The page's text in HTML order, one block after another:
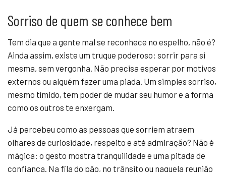
Sorriso de quem se conhece bem
Tem dia que a gente mal se reconhece no espelho, não é?
Ainda assim, existe um truque poderoso: sorrir para si
mesma, sem vergonha. Não precisa esperar por motivos
externos ou alguém fazer uma piada. Um simples sorriso,
mesmo tímido, tem poder de mudar seu humor e a forma
como os outros te enxergam.
Já percebeu como as pessoas que sorriem atraem
olhares de curiosidade, respeito e até admiração? Não é
mágica: o gesto mostra tranquilidade e uma pitada de
confiança. Na fila do pão, no trânsito ou naquela reunião